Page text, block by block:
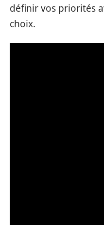
définir vos priorités
choix.